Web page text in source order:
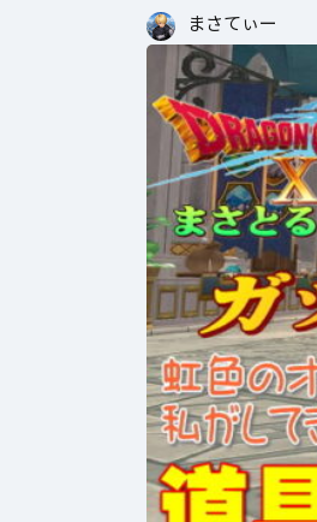
まさてぃー
2026年7月4日
【ドラクエ
ジぶっちゃ
スターライ
んとあのレ
功率が…【
ン】